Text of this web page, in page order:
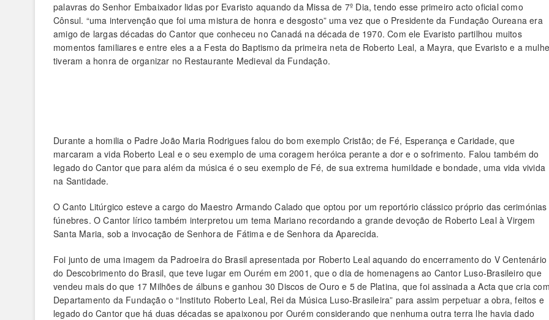
palavras do Senhor Embaixador lidas por Evaristo aquando da Missa de 7º Dia, tendo esse primeiro acto oficial como
Cônsul. “uma intervenção que foi uma mistura de honra e desgosto” uma vez que o Presidente da Fundação Oureana era
amigo de largas décadas do Cantor que conheceu no Canadá na década de 1970. Com ele Evaristo partilhou muitos
momentos familiares e entre eles a a Festa do Baptismo da primeira neta de Roberto Leal, a Mayra, que Evaristo e a
tiveram a honra de organizar no Restaurante Medieval da Fundação.
Durante a homilia o Padre João Maria Rodrigues falou do bom exemplo Cristão; de Fé, Esperança e Caridade, que
marcaram a vida Roberto Leal e o seu exemplo de uma coragem heróica perante a dor e o sofrimento. Falou também do
legado do Cantor que para além da música é o seu exemplo de Fé, de sua extrema humildade e bondade, uma vida vivida
na Santidade.
O Canto Litúrgico esteve a cargo do Maestro Armando Calado que optou por um reportório clássico próprio das cerimónias
fúnebres. O Cantor lírico também interpretou um tema Mariano recordando a grande devoção de Roberto Leal à Virgem
Santa Maria, sob a invocação de Senhora de Fátima e de Senhora da Aparecida.
Foi junto de uma imagem da Padroeira do Brasil apresentada por Roberto Leal aquando do encerramento do V Centenário
do Descobrimento do Brasil, que teve lugar em Ourém em 2001, que o dia de homenagens ao Cantor Luso-Brasileiro que
vendeu mais do que 17 Milhões de álbuns e ganhou 30 Discos de Ouro e 5 de Platina, que foi assinada a Acta que cria
Departamento da Fundação o “Instituto Roberto Leal, Rei da Música Luso-Brasileira” para assim perpetuar a obra, feitos e
legado do Cantor que há duas décadas se apaixonou por Ourém considerando que nenhuma outra terra lhe havia dado